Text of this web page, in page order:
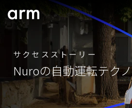
Skip to Main Content
Skip to Footer
サーチ
ARMのお問い
サポート
IP サポート
Keil Tools
ARMアカウ
Armアカウント
ログインしてArmアカウントにア
製品
分野
サクセスストーリー
Nuroの自動運転テク